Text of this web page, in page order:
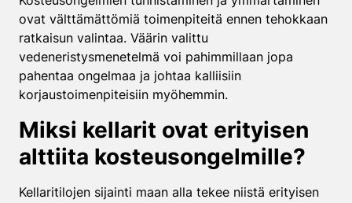
ovat välttämättömiä toimenpiteitä ennen tehokkaan
ratkaisun valintaa. Väärin valittu
vedeneristysmenetelmä voi pahimmillaan jopa
pahentaa ongelmaa ja johtaa kalliisiin
korjaustoimenpiteisiin myöhemmin.
Miksi kellarit ovat erityisen
alttiita kosteusongelmille?
Kellaritilojen sijainti maan alla tekee niistä erityisen